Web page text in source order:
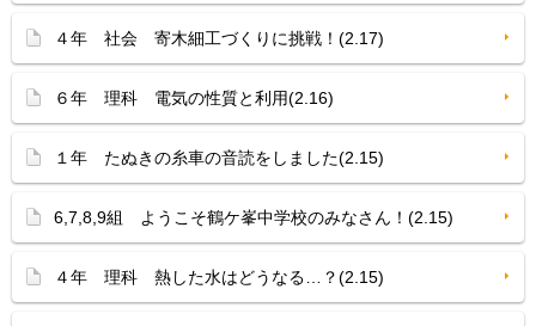
４年 社会 寄木細工づくりに挑戦！(2.17)
６年 理科 電気の性質と利用(2.16)
１年 たぬきの糸車の音読をしました(2.15)
6,7,8,9組 ようこそ鶴ケ峯中学校のみなさん！(2.15)
４年 理科 熱した水はどうなる…？(2.15)